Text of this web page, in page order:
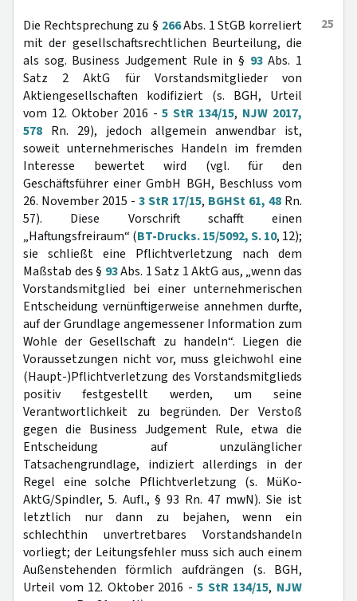
25
Die Rechtsprechung zu § 266Abs. 1 StGB korreliert
mit der gesellschaftsrechtlichen Beurteilung, die
als sog. Business Judgement Rule in § 93Abs. 1
Satz 2 AktG für Vorstandsmitglieder von
Aktiengesellschaften kodifiziert (s. BGH, Urteil
vom 12. Oktober 2016 -5 StR 134/15, NJW 2017,
578 Rn. 29), jedoch allgemein anwendbar ist,
soweit unternehmerisches Handeln im fremden
Interesse bewertet wird (vgl. für den
Geschäftsführer einer GmbH BGH, Beschluss vom
26. November 2015 - 3 StR 17/15, BGHSt 61, 48 Rn.
57). Diese Vorschrift schafft einen
„Haftungsfreiraum“ (BT-Drucks. 15/5092, S. 10, 12);
sie schließt eine Pflichtverletzung nach dem
Maßstab des § 93Abs. 1 Satz 1 AktG aus, „wenn das
Vorstandsmitglied bei einer unternehmerischen
Entscheidung vernünftigerweise annehmen durfte,
auf der Grundlage angemessener Information zum
Wohle der Gesellschaft zu handeln“. Liegen die
Voraussetzungen nicht vor, muss gleichwohl eine
(Haupt-)Pflichtverletzung des Vorstandsmitglieds
positiv festgestellt werden, um seine
Verantwortlichkeit zu begründen. Der Verstoß
gegen die Business Judgement Rule, etwa die
Entscheidung auf unzulänglicher
Tatsachengrundlage, indiziert allerdings in der
Regel eine solche Pflichtverletzung (s. MüKo-
AktG/Spindler, 5. Aufl., § 93 Rn. 47 mwN). Sie ist
letztlich nur dann zu bejahen, wenn ein
schlechthin unvertretbares Vorstandshandeln
vorliegt; der Leitungsfehler muss sich auch einem
Außenstehenden förmlich aufdrängen (s. BGH,
Urteil vom 12. Oktober 2016 -5 StR 134/15, NJW